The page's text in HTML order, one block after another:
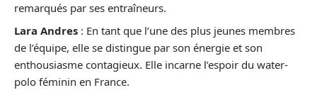
remarqués par ses entraîneurs.
Lara Andres : En tant que l’une des plus jeunes membres
de l’équipe, elle se distingue par son énergie et son
enthousiasme contagieux. Elle incarne l’espoir du water-
polo féminin en France.